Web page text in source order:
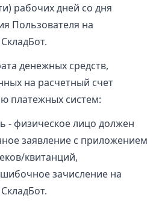
рабочих дней со дня
Пользователя на
денежных средств,
на расчетный счет
платежных систем:
- физическое лицо должен
заявление с приложением
квитанций,
зачисление на